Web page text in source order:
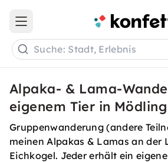
Open main menu
Suche: Stadt, Erlebnis
Alpaka- & Lama-
eigenem Tier in Mödling
Gruppenwanderung (andere
meinen Alpakas & Lamas an der
Eichkogel. Jeder erhält ein